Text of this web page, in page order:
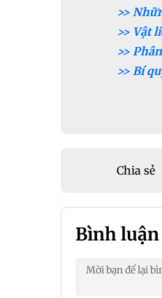
>>
>> Vật
>>
>> Bí
Chia sẻ
Bình luận